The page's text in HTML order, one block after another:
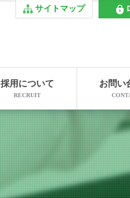
サイトマップ
採用について
RECRUIT
お問い